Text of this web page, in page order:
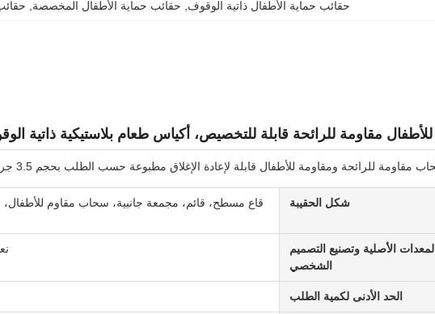
حقائب حماية الأطفال ذاتية الوقوف حقائب حماية الأطفال المخصصة
للأطفال مقاومة للرائحة قابلة للتخصيص، أكياس طعام بلاستيكية ذاتية
للرائحة ومقاومة للأطفال قابلة لإعادة الإغلاق مطبوعة حسب الطلب بحجم 3.5 جرام و 7 جرام و 28 جرام على شكل مقطوع بالقالب.
شكل الحقيبة
الأصلية وتصنيع التصميم
الشخصي
الحد الأدنى لكمية الطلب